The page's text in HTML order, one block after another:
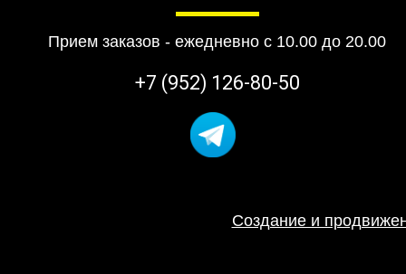
Прием заказов - ежедневно с 10.00 до 20.00
+7 (952) 126-80-50
Создание и